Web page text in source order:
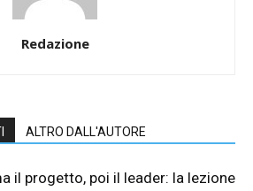
Redazione
ALTRO DALL'AUTORE
il progetto, poi il leader: la lezione